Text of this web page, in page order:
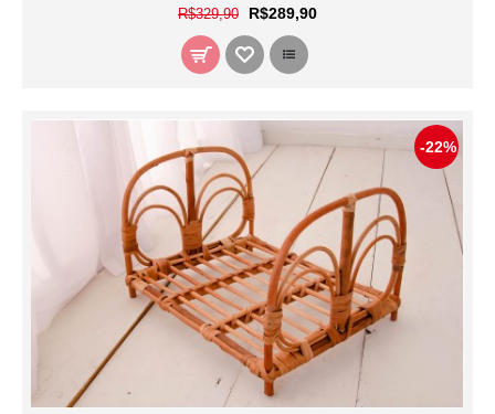
R$329,90 R$289,90
-22%